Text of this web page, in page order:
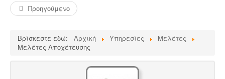
βρεφονηπιακοί, μονάδες φροντίδας, παλιά & νέα,
υποχρεούνται να διαθέτουν μελέτη διεργασιών
Προηγούμενο
Βρίσκεστε εδώ: Αρχική Υπηρεσίες
Μελέτες
Μελέτες Αποχέτευσης